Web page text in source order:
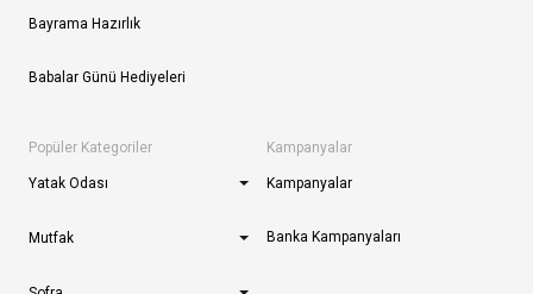
Bayrama Hazırlık
Babalar Günü Hediyeleri
Popüler Kategoriler
Yatak Odası
Mutfak
Kampanyalar
Kampanyalar
Banka Kampanyaları